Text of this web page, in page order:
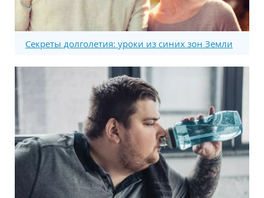
Секреты долголетия: уроки из синих зон Земли